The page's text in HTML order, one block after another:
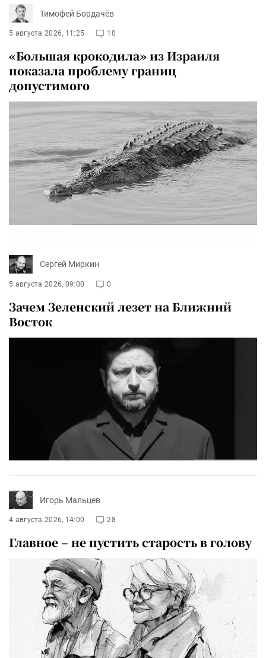
Тимофей Бордачёв
5 августа 2026, 11:25 10
«Большая крокодила» из Израиля
показала проблему границ
допустимого
Сергей Миркин
5 августа 2026, 09:00 0
Зачем Зеленский лезет на Ближний
Восток
Игорь Мальцев
4 августа 2026, 14:00 28
Главное – не пустить старость в голову